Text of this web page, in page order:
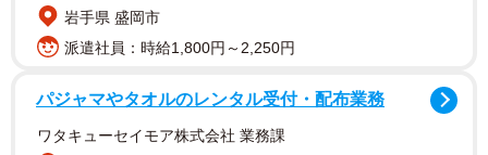
岩手県 盛岡市
派遣社員：時給1,800円～2,250円
パジャマやタオルのレンタル受付・配布業務
ワタキューセイモア株式会社 業務課